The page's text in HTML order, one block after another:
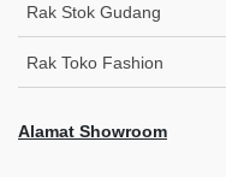
Rak Stok Gudang
Rak Toko Fashion
Alamat Showroom